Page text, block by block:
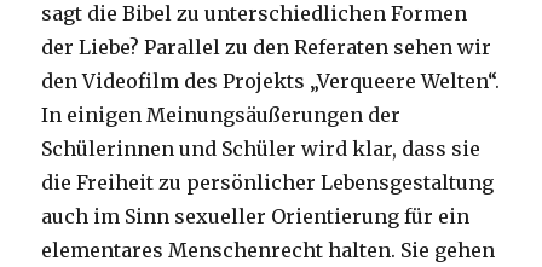
sagt die Bibel zu unterschiedlichen Formen
der Liebe? Parallel zu den Referaten sehen wir
den Videofilm des Projekts „Verqueere Welten“.
In einigen Meinungsäußerungen der
Schülerinnen und Schüler wird klar, dass sie
die Freiheit zu persönlicher Lebensgestaltung
auch im Sinn sexueller Orientierung für ein
elementares Menschenrecht halten. Sie gehen